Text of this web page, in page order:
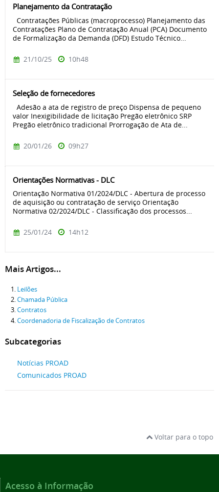
Planejamento da Contratação
Contratações Públicas (macroprocesso) Planejamento das
Contratações Plano de Contratação Anual (PCA) Documento
de Formalização da Demanda (DFD) Estudo Técnico...
21/10/25 10h48
Seleção de fornecedores
Adesão a ata de registro de preço Dispensa de pequeno
valor Inexigibilidade de licitação Pregão eletrônico SRP
Pregão eletrônico tradicional Prorrogação de Ata de...
20/01/26 09h27
Orientações Normativas - DLC
Orientação Normativa 01/2024/DLC - Abertura de processo
de aquisição ou contratação de serviço Orientação
Normativa 02/2024/DLC - Classificação dos processos...
25/01/24 14h12
Mais Artigos...
Leilões
Chamada Pública
Contratos
Coordenadoria de Fiscalização de Contratos
Subcategorias
Notícias PROAD
Comunicados PROAD
Voltar para o topo
Acesso à Informação